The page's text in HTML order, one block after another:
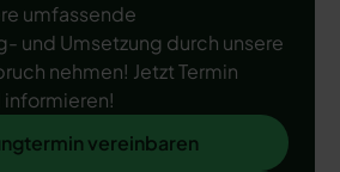
umfassende
und Umsetzung durch unsere
nehmen! Jetzt Termin
vereinbaren